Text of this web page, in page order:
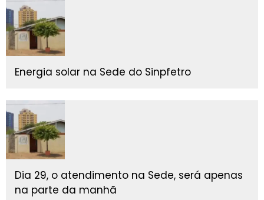
Energia solar na Sede do Sinpfetro
Dia 29, o atendimento na Sede, será apenas
na parte da manhã